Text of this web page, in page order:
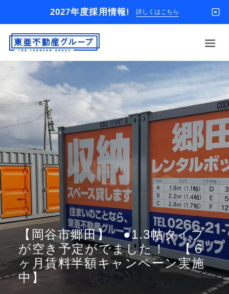
2027年度採用情報! 詳しくはこちら
借りる
買う
店舗
オーナー様
入居者様専用
解約のお申込み
企業情報
お問い合わせ
お気に入り 閲覧履歴
【岡谷市郷田】 ●1.3帖タイプ
が空き予定がでました！ 【６
ヶ月賃料半額キャンペーン実施
中】